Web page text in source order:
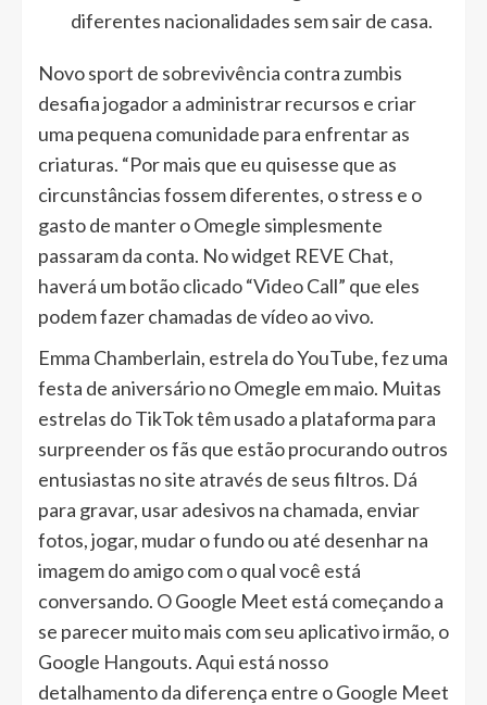
diferentes nacionalidades sem sair de casa.
Novo sport de sobrevivência contra zumbis
desafia jogador a administrar recursos e criar
uma pequena comunidade para enfrentar as
criaturas. “Por mais que eu quisesse que as
circunstâncias fossem diferentes, o stress e o
gasto de manter o Omegle simplesmente
passaram da conta. No widget REVE Chat,
haverá um botão clicado “Video Call” que eles
podem fazer chamadas de vídeo ao vivo.
Emma Chamberlain, estrela do YouTube, fez uma
festa de aniversário no Omegle em maio. Muitas
estrelas do TikTok têm usado a plataforma para
surpreender os fãs que estão procurando outros
entusiastas no site através de seus filtros. Dá
para gravar, usar adesivos na chamada, enviar
fotos, jogar, mudar o fundo ou até desenhar na
imagem do amigo com o qual você está
conversando. O Google Meet está começando a
se parecer muito mais com seu aplicativo irmão, o
Google Hangouts. Aqui está nosso
detalhamento da diferença entre o Google Meet